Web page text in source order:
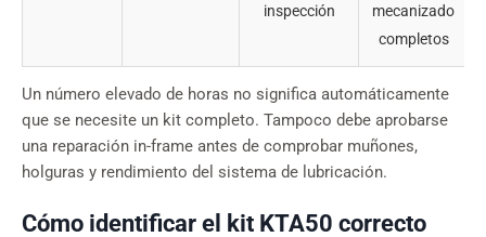
inspección
mecanizado
completos
Un número elevado de horas no significa automáticamente
que se necesite un kit completo. Tampoco debe aprobarse
una reparación in-frame antes de comprobar muñones,
holguras y rendimiento del sistema de lubricación.
Cómo identificar el kit KTA50 correcto